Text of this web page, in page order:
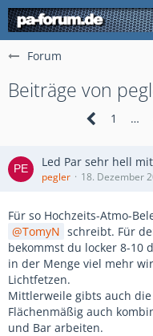
Forum
Beiträge von
1 …
Led Par sehr hell
pegler 18. Dezember
Für so Hochzeits-Atmo-
TomyN schreibt. Für
bekommst du locker 8-10
in der Menge viel mehr
Lichtfetzen.
Mittlerweile gibts auch
Flächenmäßig auch
und Bar arbeiten.